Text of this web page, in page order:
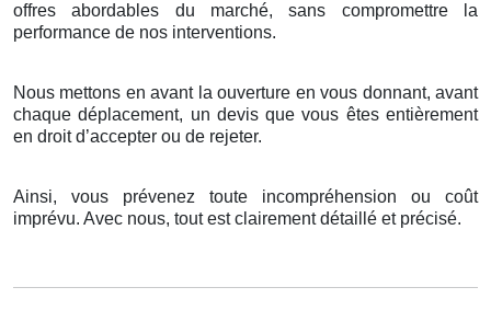
offres abordables du marché, sans compromettre la
performance de nos interventions.
Nous mettons en avant la ouverture en vous donnant, avant
chaque déplacement, un devis que vous êtes entièrement
en droit d’accepter ou de rejeter.
Ainsi, vous prévenez toute incompréhension ou coût
imprévu. Avec nous, tout est clairement détaillé et précisé.